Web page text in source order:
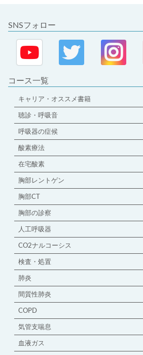
SNSフォロー
コース一覧
キャリア・オススメ書籍
聴診・呼吸音
呼吸器の症候
酸素療法
在宅酸素
胸部レントゲン
胸部CT
胸部の診察
人工呼吸器
CO2ナルコーシス
検査・処置
肺炎
間質性肺炎
COPD
気管支喘息
血液ガス